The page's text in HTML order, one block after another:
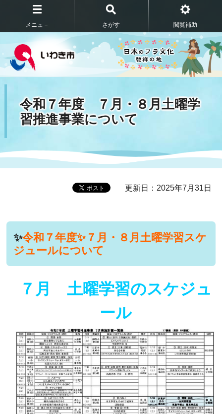
メニュ－ さがす 閲覧補助
令和７年度 ７月・８月土曜学
習推進事業について
更新日：2025年7月31日
✨令和７年度✨７月・８月土曜学習スケ
ジュールについて
７月 土曜学習のスケジュ
ール